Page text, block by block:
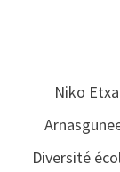
Niko
Diversité